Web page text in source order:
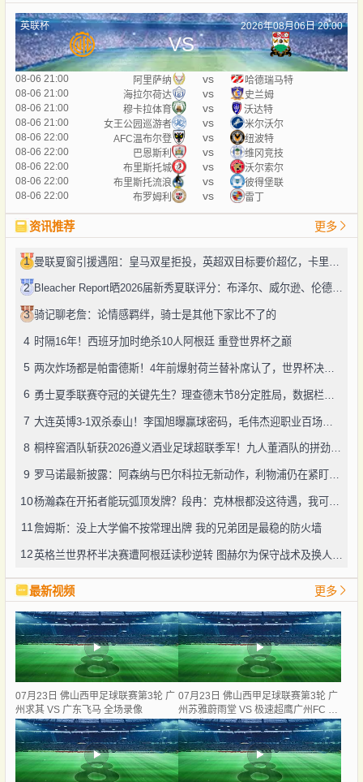
英联杯 2026年08月06日 20:00
VS
08-06 21:00 阿里萨纳 vs
哈德瑞马特
08-06 21:00
海拉尔荷达 vs
史兰姆
08-06 21:00
穆卡拉体育 vs
沃达特
08-06 21:00
女王公园巡游者 vs
米尔沃尔
08-06 22:00
AFC温布尔登 vs
纽波特
08-06 22:00
巴恩斯利 vs
维冈竞技
08-06 22:00
布里斯托城 vs
沃尔索尔
08-06 22:00
布里斯托流浪 vs
彼得堡联
08-06 22:00
布罗姆利 vs 雷丁
资讯推荐 更多
1
2 Bleacher Report晒2026届新秀夏联评分：布泽尔、威尔逊、伦德博格摘A
3 骑记聊老詹：论情感羁绊，骑士是其他下家比不了的
4 时隔16年！西班牙加时绝杀10人阿根廷 重登世界杯之巅
5 两次炸场都是帕雷德斯！4年前爆射荷兰替补席认了，世界杯决赛再演冲突
6
7 大连英博3-1双杀泰山！李国旭曝赢球密码，毛伟杰迎职业百场里程碑
8 桐梓窖酒队斩获2026遵义酒业足球超联季军！九人董酒队的拼劲太戳人
9 罗马诺最新披露：阿森纳与巴尔科拉无新动作，利物浦仍在紧盯目标
10 杨瀚森在开拓者能玩弧顶发牌？段冉：克林根都没这待遇，我可不太看好
11詹姆斯：没上大学偏不按常理出牌 我的兄弟团是最稳的防火墙
12
最新视频 更多
07月23日 佛山西甲足球联赛第3轮 广
州求其 VS 广东飞马 全场录像
07月23日 佛山西甲足球联赛第3轮 广
州苏雅蔚雨堂 VS 极速超鹰广州FC 全
场录像